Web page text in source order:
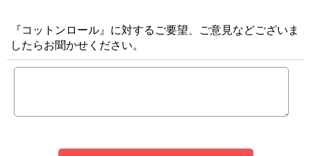
『コットンロール』に対するご要望、ご意見などございま
したらお聞かせください。